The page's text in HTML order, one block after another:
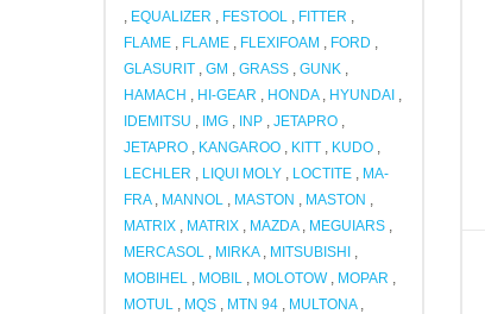
EQUALIZER FESTOOL FITTER
FLAME
FLAME FLEXIFOAM FORD
GLASURIT
GM GRASS GUNK
HAMACH
HI-GEAR HONDA, HYUNDAI
IDEMITSU
IMG INP JETAPRO
JETAPRO
KANGAROO KITT KUDO
LECHLER
LIQUI MOLY LOCTITE
MA-
FRA, MANNOL MASTON MASTON
MATRIX
MATRIX MAZDA, MEGUIARS
MERCASOL
MIRKA, MITSUBISHI
MOBIHEL
MOBIL MOLOTOW, MOPAR
MOTUL
MQS MTN 94 MULTONA,